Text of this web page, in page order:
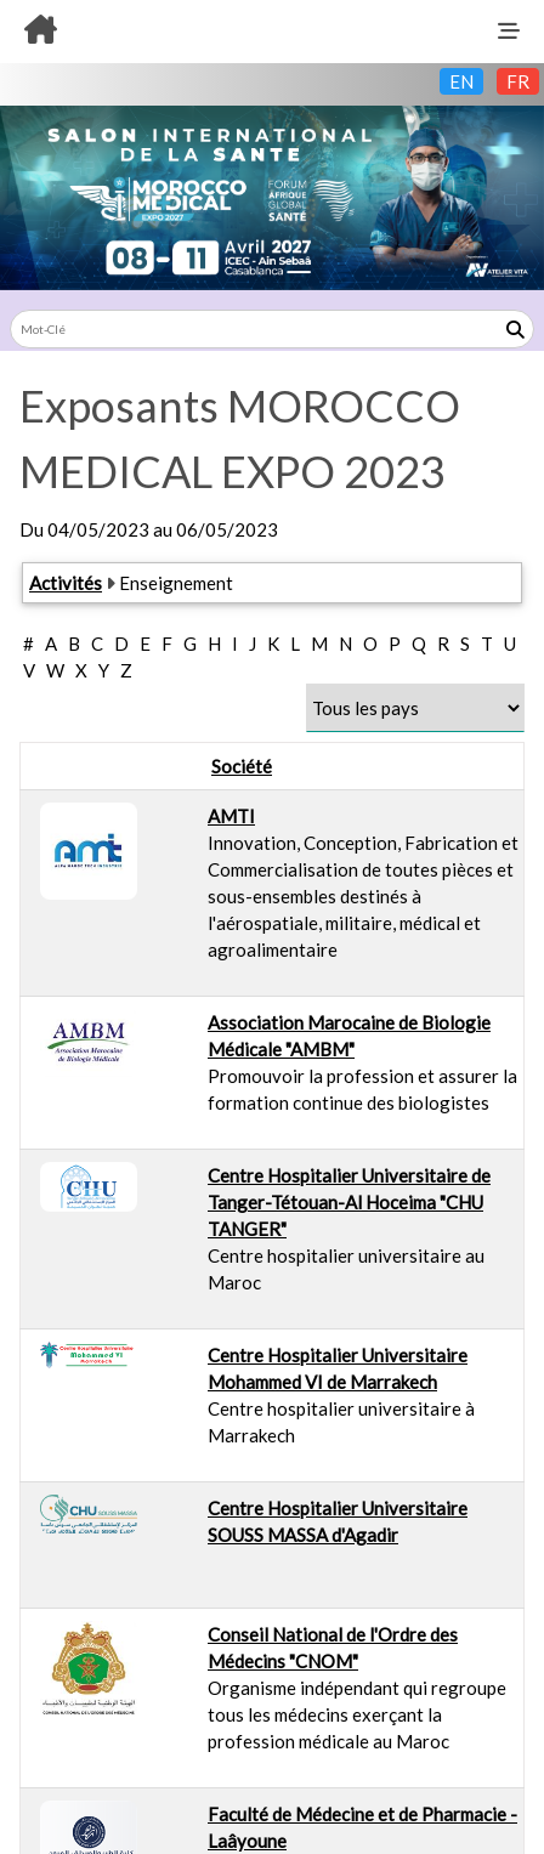
EN FR
Exposants MOROCCO
MEDICAL EXPO 2023
Du04/05/2023 au06/05/2023
Activités Enseignement
# A B C D E F G H I J K L M N O P Q R S T U
V W X Y Z
Société
AMTI
Innovation, Conception, Fabrication et
Commercialisation de toutes pièces et
sous-ensembles destinés à
l'aérospatiale, militaire, médical et
agroalimentaire
Association Marocaine de Biologie
Médicale "AMBM"
Promouvoir la profession et assurer la
formation continue des biologistes
Centre Hospitalier Universitaire de
Tanger-Tétouan-Al Hoceima "CHU
TANGER"
Centre hospitalier universitaire au
Maroc
Centre Hospitalier Universitaire
Mohammed VI de Marrakech
Centre hospitalier universitaire à
Marrakech
Centre Hospitalier Universitaire
SOUSS MASSA d'Agadir
Conseil National de l'Ordre des
Médecins "CNOM"
Organisme indépendant qui regroupe
tous les médecins exerçant la
profession médicale au Maroc
Faculté de Médecine et de Pharmacie -
Laâyoune